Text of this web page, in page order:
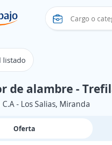
listado
de alambre -
C.A - Los Salias, Miranda
Oferta